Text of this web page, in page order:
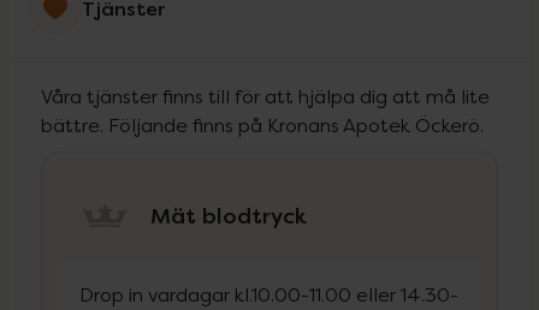
Tjänster
Våra tjänster finns till för att hjälpa dig att må lite
bättre. Följande finns på Kronans Apotek Öckerö.
Mät blodtryck
Drop in vardagar kl.10.00-11.00 eller 14.30-